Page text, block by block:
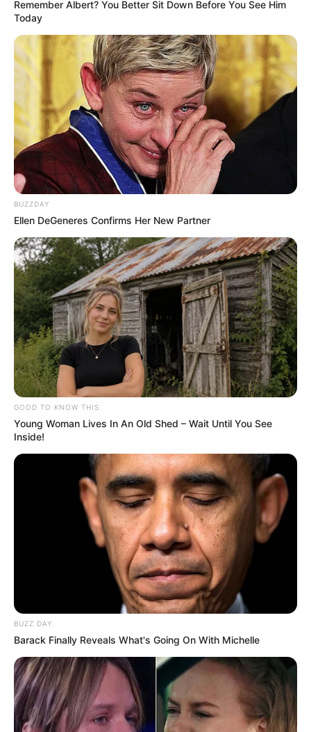
Remember Albert? You Better Sit Down Before You See Him
Today
BUZZDAY
Ellen DeGeneres Confirms Her New Partner
GOOD TO KNOW THIS
Young Woman Lives In An Old Shed – Wait Until You See
Inside!
BUZZ DAY
Barack Finally Reveals What's Going On With Michelle